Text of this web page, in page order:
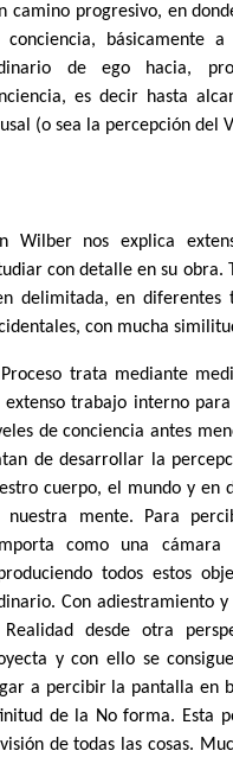
camino progresivo, en
conciencia, básicamente
de ego hacia,
es decir hasta
(o sea la percepción del
Wilber nos explica
con detalle en su obra.
delimitada, en diferentes
con mucha
trata mediante
extenso trabajo interno
de conciencia antes
de desarrollar la
cuerpo, el mundo y en
nuestra mente. Para
como una
todos estos
Con adiestramiento
desde otra
y con ello se
a percibir la pantalla en
de la No forma. Esta
de todas las cosas.